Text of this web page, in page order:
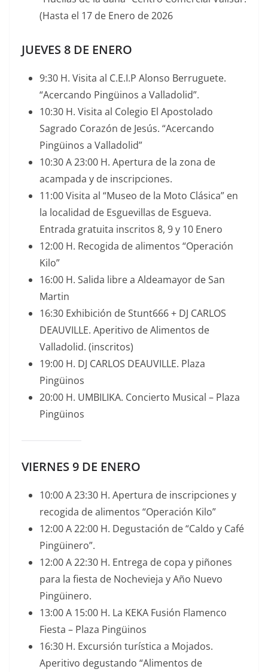
(Hasta el 17 de Enero de 2026
JUEVES 8 DE ENERO
9:30 H. Visita al C.E.I.P Alonso Berruguete.
“Acercando Pingüinos a Valladolid”.
10:30 H. Visita al Colegio El Apostolado
Sagrado Corazón de Jesús. “Acercando
Pingüinos a Valladolid”
10:30 A 23:00 H. Apertura de la zona de
acampada y de inscripciones.
11:00 Visita al “Museo de la Moto Clásica” en
la localidad de Esguevillas de Esgueva.
Entrada gratuita inscritos 8, 9 y 10 Enero
12:00 H. Recogida de alimentos “Operación
Kilo”
16:00 H. Salida libre a Aldeamayor de San
Martin
16:30 Exhibición de Stunt666 + DJ CARLOS
DEAUVILLE. Aperitivo de Alimentos de
Valladolid. (inscritos)
19:00 H. DJ CARLOS DEAUVILLE. Plaza
Pingüinos
20:00 H. UMBILIKA. Concierto Musical – Plaza
Pingüinos
VIERNES 9 DE ENERO
10:00 A 23:30 H. Apertura de inscripciones y
recogida de alimentos “Operación Kilo”
12:00 A 22:00 H. Degustación de “Caldo y Café
Pingüinero”.
12:00 A 22:30 H. Entrega de copa y piñones
para la fiesta de Nochevieja y Año Nuevo
Pingüinero.
13:00 A 15:00 H. La KEKA Fusión Flamenco
Fiesta – Plaza Pingüinos
16:30 H. Excursión turística a Mojados.
Aperitivo degustando “Alimentos de